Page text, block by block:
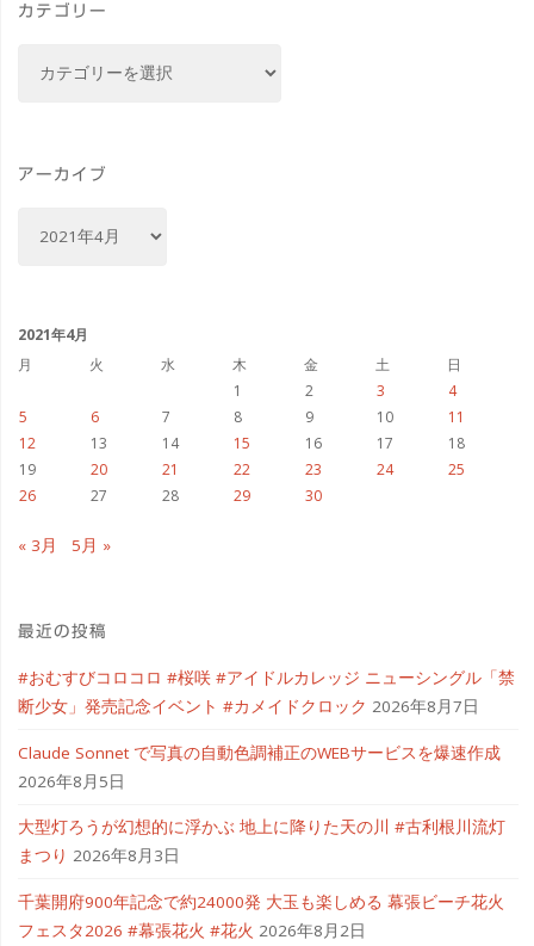
ナ
#seastyle
マ
ハ
リ
カテゴリー
ー
アーカイブ
ブ
2021年4月
月
火 水 木 金 土
日
1
2 3
4
5
6 7 8 9 10
11
12
13 14 15 16 17
18
19
20 21 22 23 24
25
26
27 28 29 30
« 3月 5月 »
最近の投稿
#おむすびコロコロ #桜咲 #アイドルカレッジ ニューシングル「禁
断少女」発売記念イベント #カメイドクロック 2026年8月7日
Claude Sonnet で写真の自動色調補正のWEBサービスを爆速作成
2026年8月5日
大型灯ろうが幻想的に浮かぶ 地上に降りた天の川 #古利根川流灯
まつり 2026年8月3日
千葉開府900年記念で約24000発 大玉も楽しめる 幕張ビーチ花火
フェスタ2026 #幕張花火 #花火 2026年8月2日